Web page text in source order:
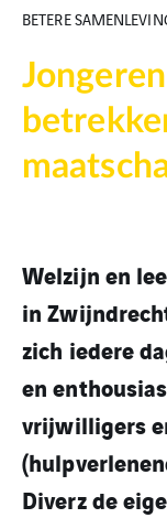
BETERE
Welzijn en
in
zich iedere
en
vrijwilligers
Diverz de